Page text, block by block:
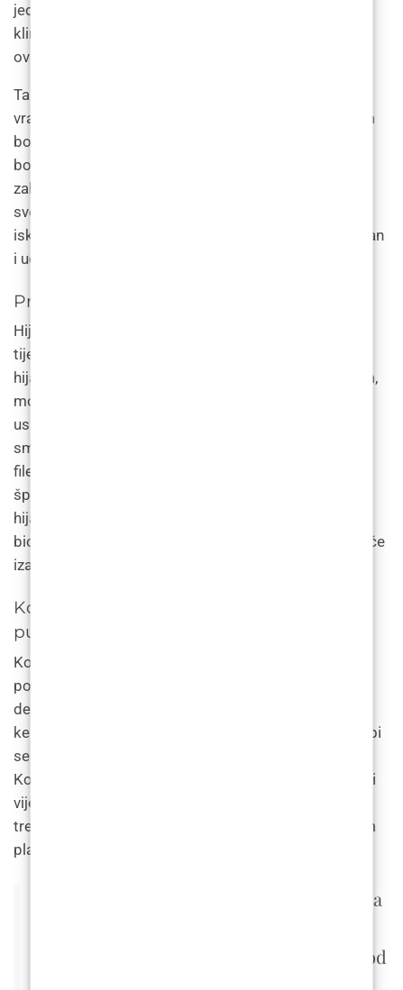
jednostavno, za manje od sat vremena. Cijene u LF
klinici u Zagrebu kreću se od 250-500 € po štrcaljki,
ovisno o vrsti punila.”
Također dodaje: “Dermalni fileri mogu se koristiti za
vraćanje volumena obrazima, usnama i nazolabijalnim
borama, a također mogu smanjiti pojavu sitnih linija i
bora. To se postiže ubrizgavanjem filera izravno u
zahvaćena područja, gdje zapunjuje kožu i zaglađuje
sve bore i nabore. Ključno je odabrati kvalificiranog i
iskusnog pružatelja usluga kako bi tretman bio siguran
i učinkovit.”
Prednosti filera hijaluronske kiseline
Hijaluronska kiselina je prirodna tvar koja se nalazi u
tijelu i koja privlači vodu i daje volumen koži. Fileri
hijaluronske kiseline, kao što su Restylane i Juvederm,
mogu se koristiti za dodavanje volumena obrazima,
usnama i nazolabijalnim borama. Također mogu
smanjiti pojavu finih linija i bora. Cijene hijaluronskih
filera u Poliklinici LF kreću se od 250 do 500 € po
špricu, ovisno o području koje se tretira. Fileri
hijaluronske kiseline popularni su jer su
biokompatibilni, što znači da je mala vjerojatnost da će
izazvati alergijsku reakciju.
Kombinirani tretmani s dermalnim
punilima
Kombinirani tretmani s dermalnim filerima mogu
poboljšati rezultate pomlađivanja lica. Na primjer,
dermalni fileri mogu se kombinirati s botoksom,
kemijskim pilinzima i laserskim resurfacingom kako bi
se postiglo sveobuhvatnije pomlađivanje lica.
Kombinirani tretmani također mogu pomoći produžiti
vijek trajanja dermalnih filera. Cijene kombiniranih
tretmana u Poliklinici LF variraju ovisno o konkretnom
planu liječenja.
Dermalni fileri također se mogu koristiti za
Tretman uključuje ubrizgavanje filera ispod